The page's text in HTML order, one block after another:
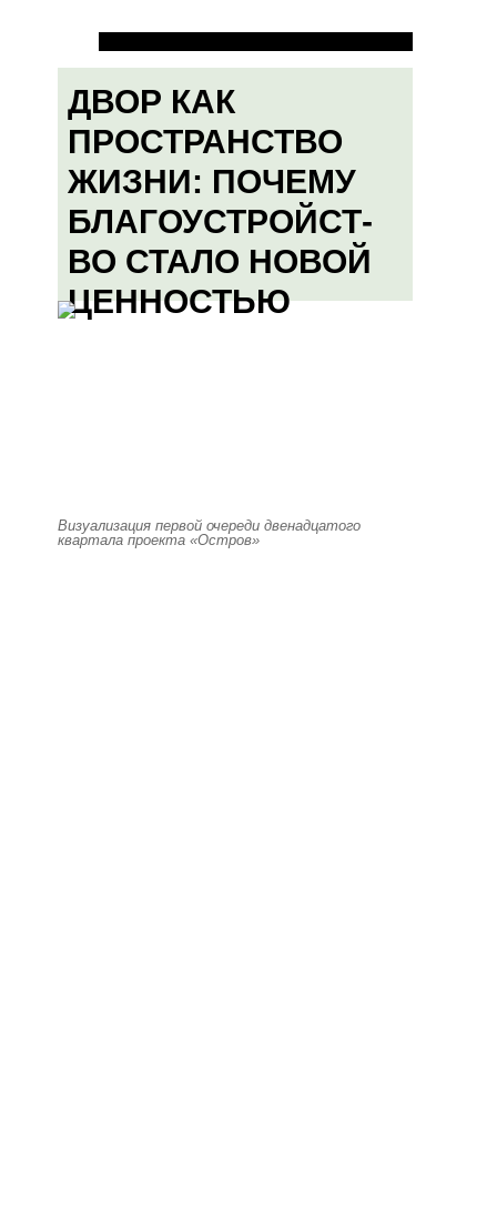
ДВОР КАК
ПРОСТРАНСТВО
ЖИЗНИ: ПОЧЕМУ
БЛАГОУСТРОЙСТ-
ВО СТАЛО НОВОЙ
ЦЕННОСТЬЮ
Визуализация первой очереди двенадцатого
квартала проекта «Остров»